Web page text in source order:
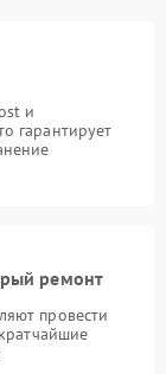
и
гарантирует
ремонт
провести